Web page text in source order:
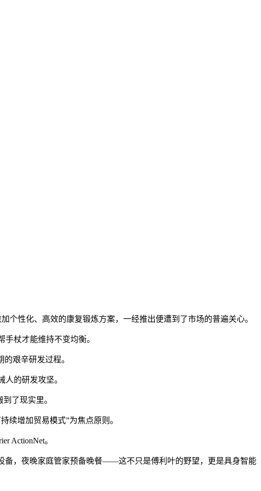
性化、高效的康复锻炼方案，一经推出便遭到了市场的普遍关心。
杖才能维持不变均衡。
艰辛研发过程。
的研发攻坚。
了现实里。
增加贸易模式”为焦点原则。
ActionNet。
，夜晚家庭管家预备晚餐——这不只是傅利叶的野望，更是具身智能